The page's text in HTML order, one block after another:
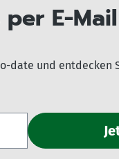
E-Mail
date und entdecken